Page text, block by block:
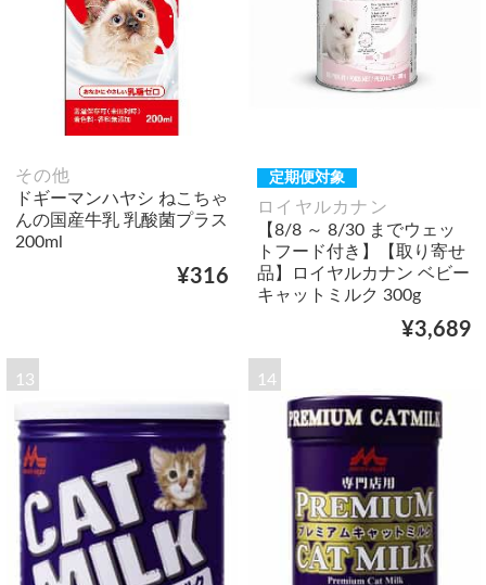
その他
ドギーマンハヤシ ねこちゃ
んの国産牛乳 乳酸菌プラス
200ml
¥316
定期便対象
ロイヤルカナン
【8/8 ～ 8/30 までウェッ
トフード付き】【取り寄せ
品】ロイヤルカナン ベビー
キャットミルク 300g
¥3,689
13 14